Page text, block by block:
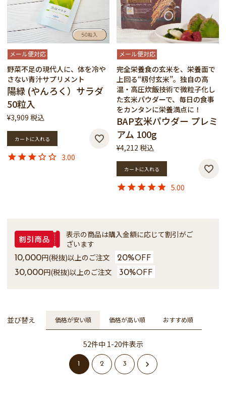
メール便対応
野菜不足の現代人に、体を冷や
さない青汁サプリメント
陽緑 (やんろく）サラダ
50粒入
¥3,909 税込
カートに入れる
3.00
メール便対応
完全栄養食の玄米を、栄養面で
上回る“籾付玄米”。独自の高
温・高圧炊飯技術で微粒子化し
た玄米パウダーで、毎日の食事
をカンタンに栄養満点に！
BAP玄米パウダー プレミ
アム 100g
¥4,212 税込
カートに入れる
5.00
表示の商品は購入金額に応じて割引がご
ざいます
10,000円(税抜)以上のご注文 20%OFF
30,000円(税抜)以上のご注文 30%OFF
並び替え 価格が安い順 価格が高い順 おすすめ順
52件中 1-20件表示
1 2 3